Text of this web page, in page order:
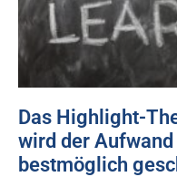
Das Highlight-
wird der
bestmöglich